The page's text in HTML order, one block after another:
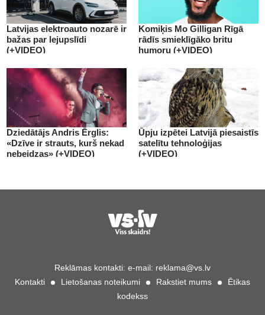
Latvijas elektroauto nozarē ir
bažas par lejupslīdi
(+VIDEO)
Komiķis Mo Gilligan Rīgā
rādīs smieklīgāko britu
humoru (+VIDEO)
Dziedātājs Andris Ērglis:
«Dzīve ir strauts, kurš nekad
nebeidzas» (+VIDEO)
Ūpju izpētei Latvijā piesaistīs
satelītu tehnoloģijas
(+VIDEO)
Reklāmas kontakti: e-mail: reklama@vs.lv
Kontakti
Lietošanas noteikumi Rakstiet mums
Ētikas
kodekss